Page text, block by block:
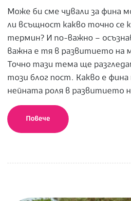
Може би сме чували за фина
ли всъщност какво точно се
термин? И по-важно –
важна е тя в развитието на
Точно тази тема ще
този блог пост. Какво е
нейната роля в развитието
Повече